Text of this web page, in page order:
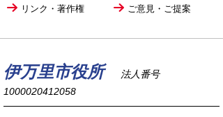
リンク・著作権 ご意見・ご提案
伊万里市役所
法人番号
1000020412058